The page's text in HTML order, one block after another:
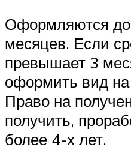
Оформляются
месяцев. Если
превышает 3
оформить вид на
Право на
получить,
более 4-х лет.